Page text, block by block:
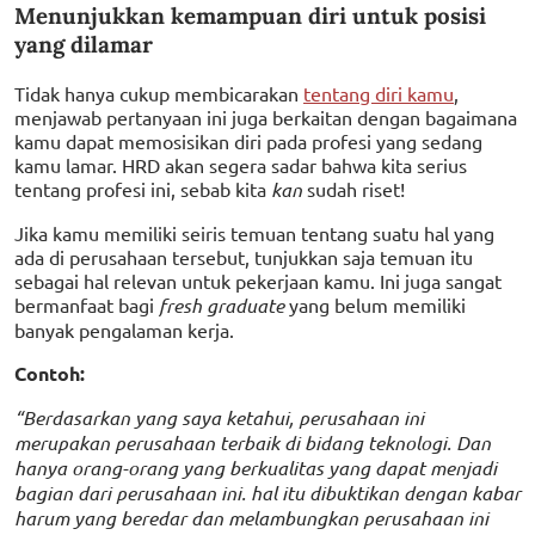
Menunjukkan kemampuan diri untuk posisi
yang dilamar
Tidak hanya cukup membicarakan tentang diri kamu
menjawab pertanyaan ini juga berkaitan dengan bagaimana
kamu dapat memosisikan diri pada profesi yang sedang
kamu lamar. HRD akan segera sadar bahwa kita serius
tentang profesi ini, sebab kita kan sudah riset!
Jika kamu memiliki seiris temuan tentang suatu hal yang
ada di perusahaan tersebut, tunjukkan saja temuan itu
sebagai hal relevan untuk pekerjaan kamu. Ini juga sangat
bermanfaat bagi fresh graduateyang belum memiliki
banyak pengalaman kerja.
Contoh:
“Berdasarkan yang saya ketahui, perusahaan ini
merupakan perusahaan terbaik di bidang teknologi. Dan
hanya orang-orang yang berkualitas yang dapat menjadi
bagian dari perusahaan ini. hal itu dibuktikan dengan kabar
harum yang beredar dan melambungkan perusahaan ini